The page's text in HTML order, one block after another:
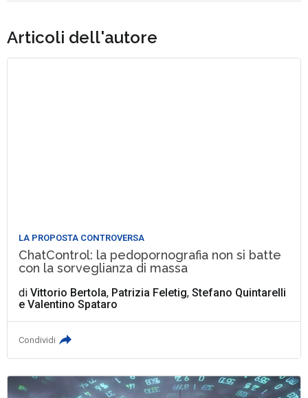
Articoli dell'autore
LA PROPOSTA CONTROVERSA
ChatControl: la pedopornografia non si batte
con la sorveglianza di massa
diVittorio Bertola, Patrizia Feletig,Stefano Quintarelli
eValentino Spataro
Condividi